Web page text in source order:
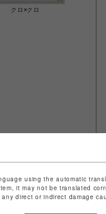
クロ×クロ
using the automatic
it may not be translated
direct or indirect damage